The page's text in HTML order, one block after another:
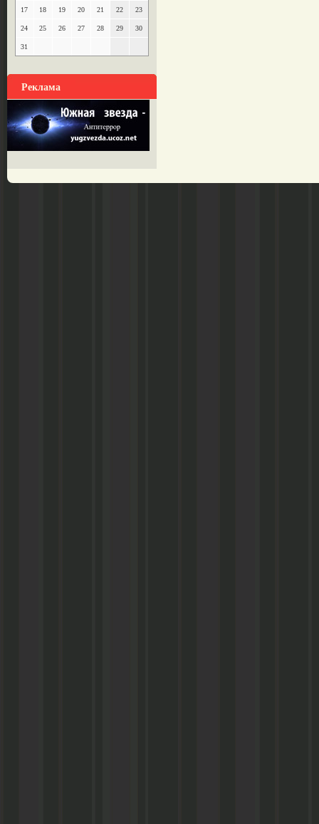
17 18 19 20 21 22 23
24 25 26 27 28 29 30
31
Реклама